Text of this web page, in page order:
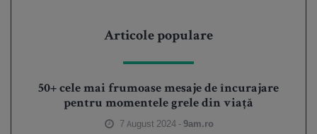
Articole populare
50+ cele mai frumoase mesaje de încurajare
pentru momentele grele din viață
7 August 2024 -9am.ro